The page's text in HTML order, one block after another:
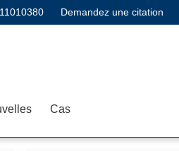
Demandez une citation
Cas